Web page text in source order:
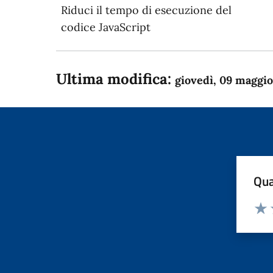
Riduci il tempo di esecuzione del
codice JavaScript
Ultima modifica: giovedì, 09